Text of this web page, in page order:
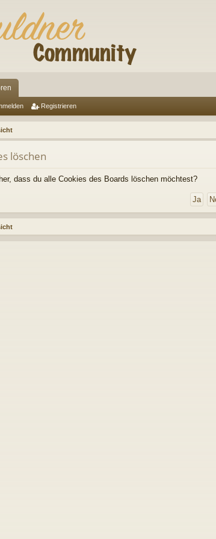
Registrieren
löschen
dass du alle Cookies des Boards löschen möchtest?